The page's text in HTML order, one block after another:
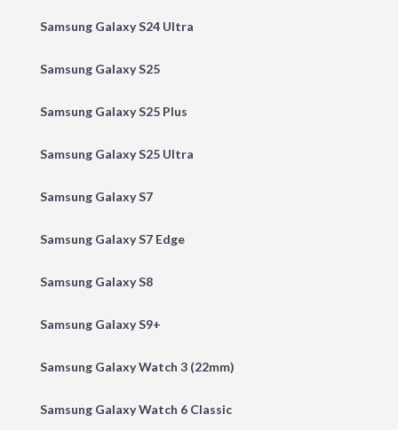
Samsung Galaxy S24 Ultra
Samsung Galaxy S25
Samsung Galaxy S25 Plus
Samsung Galaxy S25 Ultra
Samsung Galaxy S7
Samsung Galaxy S7 Edge
Samsung Galaxy S8
Samsung Galaxy S9+
Samsung Galaxy Watch 3 (22mm)
Samsung Galaxy Watch 6 Classic